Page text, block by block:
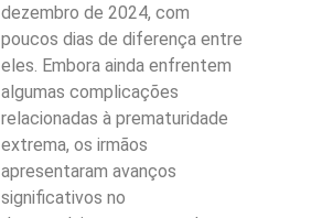
dezembro de 2024, com
poucos dias de diferença entre
eles. Embora ainda enfrentem
algumas complicações
relacionadas à prematuridade
extrema, os irmãos
apresentaram avanços
significativos no